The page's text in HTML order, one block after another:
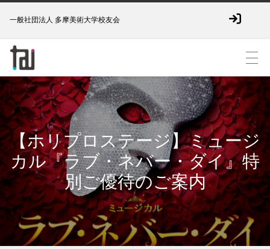
一般社団法人 多摩美術大学校友会
【ホリプロステージ】ミュージ
カル『ラブ・ネバー・ダイ』特
別ご優待のご案内